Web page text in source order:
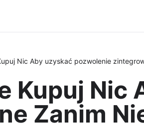
Nic Aby uzyskać pozwolenie
Kupuj
Zanim